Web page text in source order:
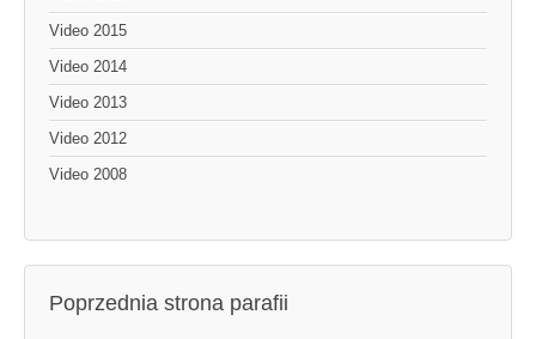
Video 2015
Video 2014
Video 2013
Video 2012
Video 2008
Poprzednia strona parafii